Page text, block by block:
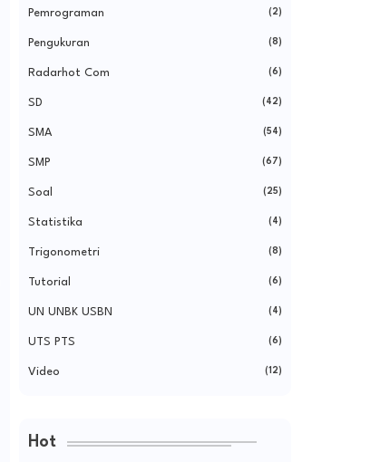
Pemrograman (2)
Pengukuran (8)
Radarhot Com (6)
SD (42)
SMA (54)
SMP (67)
Soal (25)
Statistika (4)
Trigonometri (8)
Tutorial (6)
UN UNBK USBN (4)
UTS PTS (6)
Video (12)
Hot